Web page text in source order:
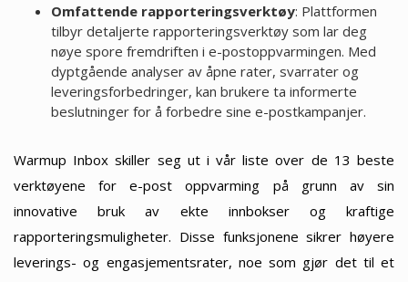
Omfattende rapporteringsverktøy: Plattformen
tilbyr detaljerte rapporteringsverktøy som lar deg
nøye spore fremdriften i e-postoppvarmingen. Med
dyptgående analyser av åpne rater, svarrater og
leveringsforbedringer, kan brukere ta informerte
beslutninger for å forbedre sine e-postkampanjer.
Warmup Inbox skiller seg ut i vår liste over de 13 beste
verktøyene for e-post oppvarming på grunn av sin
innovative bruk av ekte innbokser og kraftige
rapporteringsmuligheter. Disse funksjonene sikrer høyere
leverings- og engasjementsrater, noe som gjør det til et